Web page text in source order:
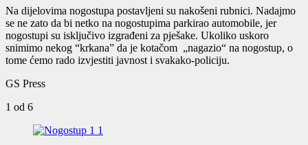
Na dijelovima nogostupa postavljeni su nakošeni rubnici. Nadajmo
se ne zato da bi netko na nogostupima parkirao automobile, jer
nogostupi su isključivo izgrađeni za pješake. Ukoliko uskoro
snimimo nekog “krkana” da je kotačom „nagazio“ na nogostup, o
tome ćemo rado izvjestiti javnost i svakako-policiju.
GS Press
1 od 6